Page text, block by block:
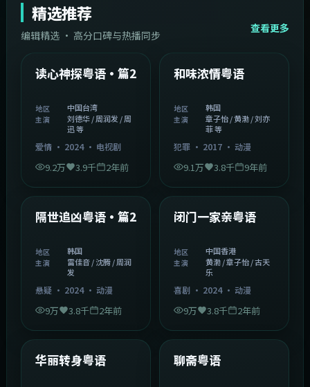
精选推荐
编辑精选 · 高分口碑与热播同步
查看更多
精选
中国台湾 1:54:36
读心神探粤语·篇2
地区 中国台湾
主演
刘德华 / 周润发 / 周
迅 等
爱情· 2024· 电视剧
9.2万 3.9千 2年前
精选
2:08:51
和味浓情粤语
地区 韩国
主演
章子怡 / 黄渤 / 刘亦
菲 等
犯罪· 2017· 动漫
9.1万 3.8千 9年前
精选
隔世追凶粤语·篇2
地区 韩国
主演
雷佳音 / 沈腾 / 周润
发
悬疑· 2024· 动漫
9万 3.8千 2年前
精选
闭门一家亲粤语
地区 中国香港
主演
黄渤 / 章子怡 / 古天
乐
喜剧· 2024· 动漫
9万 3.8千 2年前
精选
华丽转身粤语 精选
聊斋粤语